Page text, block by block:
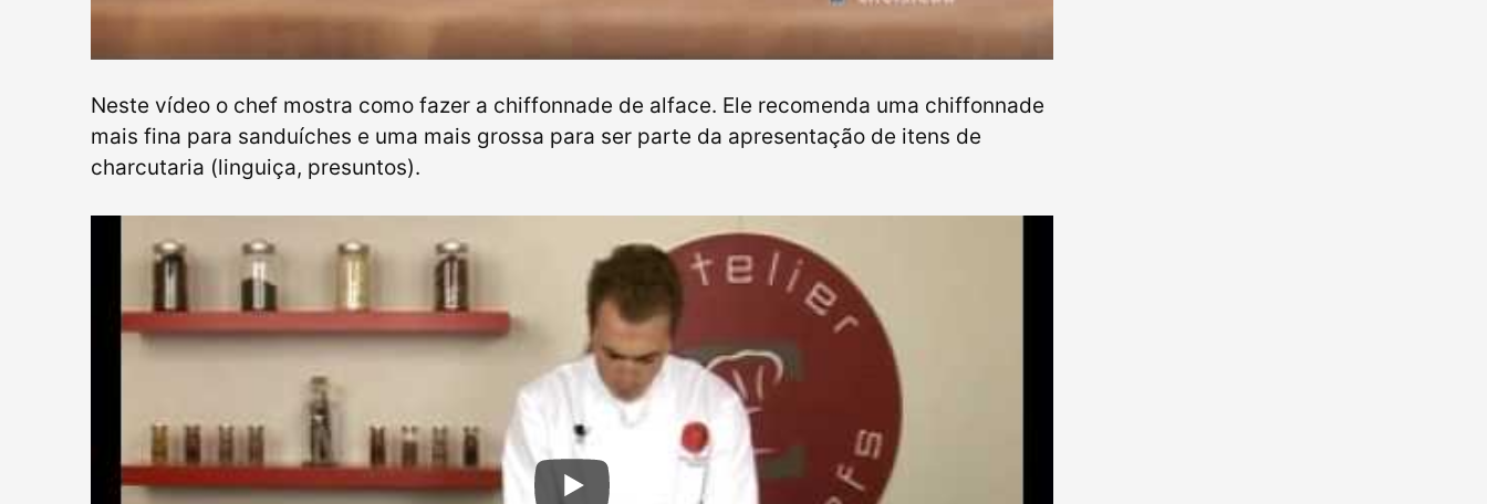
Neste vídeo o chef mostra como fazer a chiffonnade de alface. Ele recomenda uma chiffonnade
mais fina para sanduíches e uma mais grossa para ser parte da apresentação de itens de
charcutaria (linguiça, presuntos).